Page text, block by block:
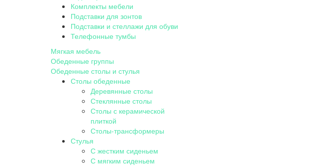
Комплекты мебели
Подставки для зонтов
Подставки и стеллажи для обуви
Телефонные тумбы
Мягкая мебель
Обеденные группы
Обеденные столы и стулья
Столы обеденные
Деревянные столы
Стеклянные столы
Столы с керамической
плиткой
Столы-трансформеры
Стулья
С жестким сиденьем
С мягким сиденьем